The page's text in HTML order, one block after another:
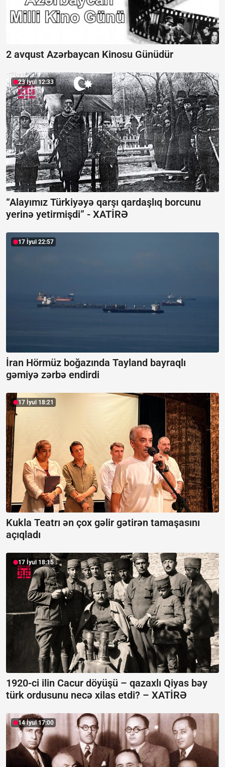
2 avqust Azərbaycan Kinosu Günüdür
23 İyul 12:33
“Alayımız Türkiyəyə qarşı qardaşlıq borcunu
yerinə yetirmişdi” - XATİRƏ
17 İyul 22:57
İran Hörmüz boğazında Tayland bayraqlı
gəmiyə zərbə endirdi
17 İyul 18:21
Kukla Teatrı ən çox gəlir gətirən tamaşasını
açıqladı
17 İyul 18:15
1920-ci ilin Cacur döyüşü – qazaxlı Qiyas bəy
türk ordusunu necə xilas etdi? – XATİRƏ
14 İyul 17:00